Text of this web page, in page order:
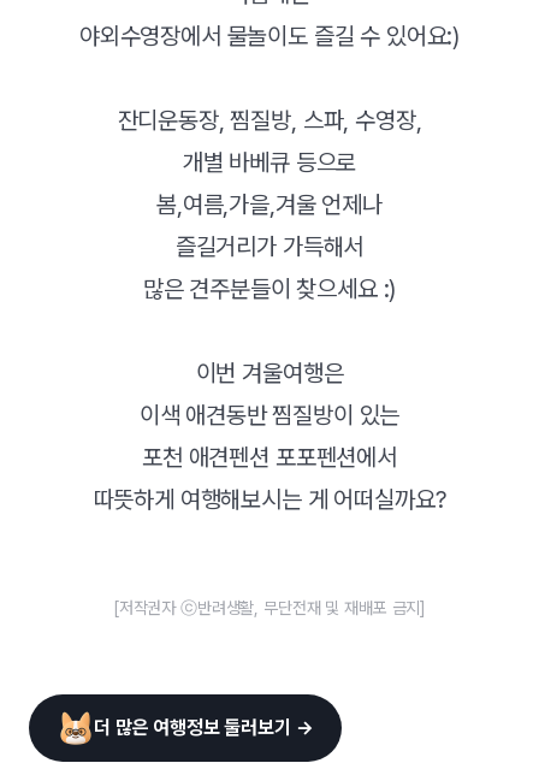
야외수영장에서 물놀이도 즐길 수 있어요:)
잔디운동장, 찜질방, 스파, 수영장,
개별 바베큐 등으로
봄,여름,가을,겨울 언제나
즐길거리가 가득해서
많은 견주분들이 찾으세요 :)
이번 겨울여행은
이색 애견동반 찜질방이 있는
포천 애견펜션 포포펜션에서
따뜻하게 여행해보시는 게 어떠실까요?
[저작권자 ⓒ반려생활, 무단전재 및 재배포 금지]
더 많은 여행정보 둘러보기 →